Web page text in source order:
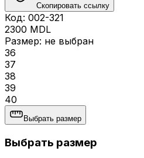
Скопировать ссылку
Код: 002-321
2300 MDL
Размер: не выбран
36
37
38
39
40
Выбрать размер
Выбрать размер